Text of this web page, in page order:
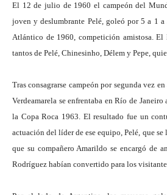
El 12 de julio de 1960 el campeón del
joven y deslumbrante Pelé, goleó por 5 a 1
Atlántico de 1960, competición amistosa. El
tantos de Pelé, Chinesinho, Délem y Pepe,
Tras consagrarse campeón por segunda vez
Verdeamarela se enfrentaba en Río de
la Copa Roca 1963. El resultado fue un
actuación del líder de ese equipo, Pelé, que
que su compañero Amarildo se encargó de
Rodríguez habían convertido para los